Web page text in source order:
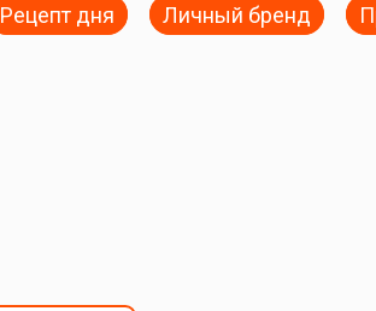
Рецепт дня Личный бренд